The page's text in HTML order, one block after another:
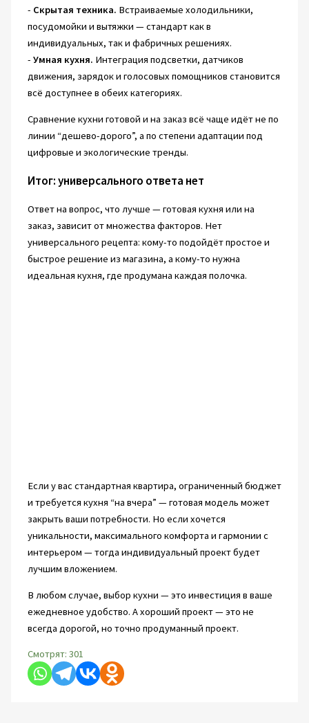
- Скрытая техника. Встраиваемые холодильники,
посудомойки и вытяжки — стандарт как в
индивидуальных, так и фабричных решениях.
- Умная кухня. Интеграция подсветки, датчиков
движения, зарядок и голосовых помощников становится
всё доступнее в обеих категориях.
Сравнение кухни готовой и на заказ всё чаще идёт не по
линии “дешево-дорого”, а по степени адаптации под
цифровые и экологические тренды.
Итог: универсального ответа нет
Ответ на вопрос, что лучше — готовая кухня или на
заказ, зависит от множества факторов. Нет
универсального рецепта: кому-то подойдёт простое и
быстрое решение из магазина, а кому-то нужна
идеальная кухня, где продумана каждая полочка.
Если у вас стандартная квартира, ограниченный бюджет
и требуется кухня “на вчера” — готовая модель может
закрыть ваши потребности. Но если хочется
уникальности, максимального комфорта и гармонии с
интерьером — тогда индивидуальный проект будет
лучшим вложением.
В любом случае, выбор кухни — это инвестиция в ваше
ежедневное удобство. А хороший проект — это не
всегда дорогой, но точно продуманный проект.
Смотрят: 301